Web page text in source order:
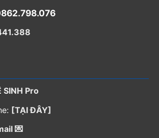
SINH Pro
[TẠI ĐÂY]
💌